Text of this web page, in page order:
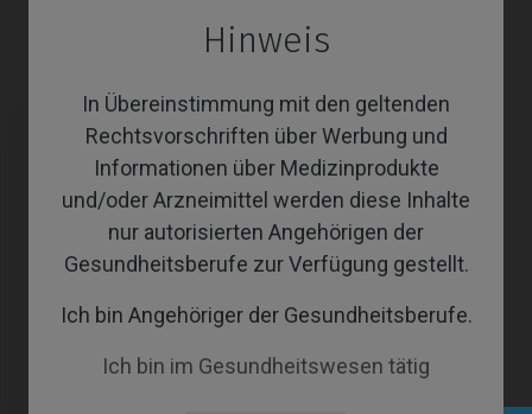
Hinweis
In Übereinstimmung mit den geltenden
Rechtsvorschriften über Werbung und
Informationen über Medizinprodukte
und/oder Arzneimittel werden diese Inhalte
nur autorisierten Angehörigen der
Gesundheitsberufe zur Verfügung gestellt.
Ich bin Angehöriger der Gesundheitsberufe.
Ich bin im Gesundheitswesen tätig